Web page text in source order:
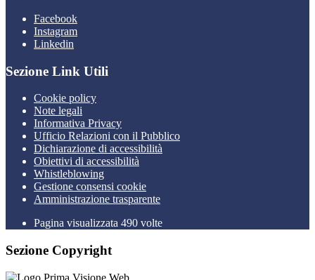
Facebook
Instagram
Linkedin
Sezione Link Utili
Cookie policy
Note legali
Informativa Privacy
Ufficio Relazioni con il Pubblico
Dichiarazione di accessibilità
Obiettivi di accessibilità
Whistleblowing
Gestione consensi cookie
Amministrazione trasparente
Pagina visualizzata 490 volte
Sezione Copyright